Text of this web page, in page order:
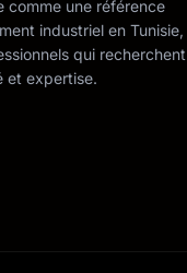
comme une référence
industriel en Tunisie,
qui recherchent
et expertise.